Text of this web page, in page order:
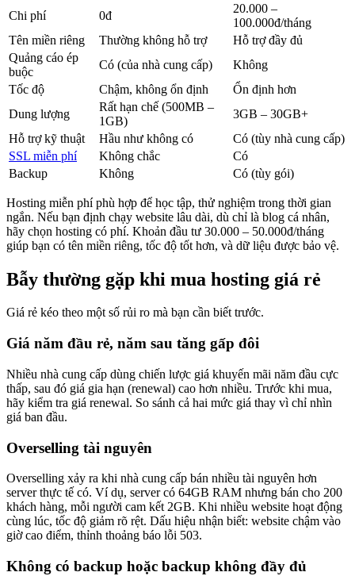
Chi phí
0đ
20.000 –
100.000đ/tháng
Tên miền riêng
Thường không hỗ trợ
Hỗ trợ đầy đủ
Quảng cáo ép
buộc
Có (của nhà cung cấp)
Không
Tốc độ
Chậm, không ổn định
Ổn định hơn
Dung lượng
Rất hạn chế (500MB –
1GB)
3GB – 30GB+
Hỗ trợ kỹ thuật
Hầu như không có
Có (tùy nhà cung cấp)
SSL miễn phí
Không chắc
Có
Backup
Không Có (tùy gói)
Hosting miễn phí phù hợp để học tập, thử nghiệm trong thời gian
ngắn. Nếu bạn định chạy website lâu dài, dù chỉ là blog cá nhân,
hãy chọn hosting có phí. Khoản đầu tư 30.000 – 50.000đ/tháng
giúp bạn có tên miền riêng, tốc độ tốt hơn, và dữ liệu được bảo vệ.
Bẫy thường gặp khi mua hosting giá rẻ
Giá rẻ kéo theo một số rủi ro mà bạn cần biết trước.
Giá năm đầu rẻ, năm sau tăng gấp đôi
Nhiều nhà cung cấp dùng chiến lược giá khuyến mãi năm đầu cực
thấp, sau đó giá gia hạn (renewal) cao hơn nhiều. Trước khi mua,
hãy kiểm tra giá renewal. So sánh cả hai mức giá thay vì chỉ nhìn
giá ban đầu.
Overselling tài nguyên
Overselling xảy ra khi nhà cung cấp bán nhiều tài nguyên hơn
server thực tế có. Ví dụ, server có 64GB RAM nhưng bán cho 200
khách hàng, mỗi người cam kết 2GB. Khi nhiều website hoạt động
cùng lúc, tốc độ giảm rõ rệt. Dấu hiệu nhận biết: website chậm vào
giờ cao điểm, thỉnh thoảng báo lỗi 503.
Không có backup hoặc backup không đầy đủ